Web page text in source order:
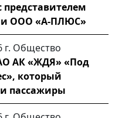
представителем
ООО «А-ПЛЮС»
г. Общество
АК «ЖДЯ» «Под
который
пассажиры